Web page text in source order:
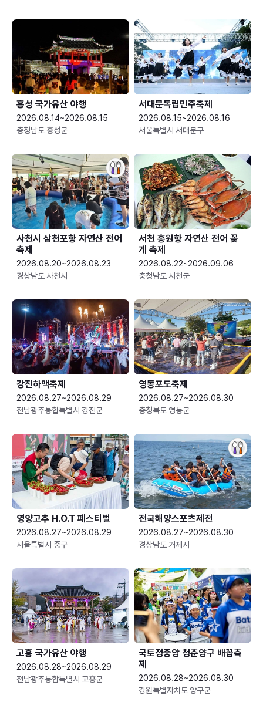
홍성 국가유산 야행
2026.08.14~2026.08.15
충청남도 홍성군
서대문독립민주축제
2026.08.15~2026.08.16
서울특별시 서대문구
사천시 삼천포항 자연산 전어
축제
2026.08.20~2026.08.23
경상남도 사천시
서천 홍원항 자연산 전어 꽃
게 축제
2026.08.22~2026.09.06
충청남도 서천군
강진하맥축제
2026.08.27~2026.08.29
전남광주통합특별시 강진군
영동포도축제
2026.08.27~2026.08.30
충청북도 영동군
영양고추 H.O.T 페스티벌
2026.08.27~2026.08.29
서울특별시 중구
전국해양스포츠제전
2026.08.27~2026.08.30
경상남도 거제시
고흥 국가유산 야행
2026.08.28~2026.08.29
전남광주통합특별시 고흥군
국토정중앙 청춘양구 배꼽축
제
2026.08.28~2026.08.30
강원특별자치도 양구군